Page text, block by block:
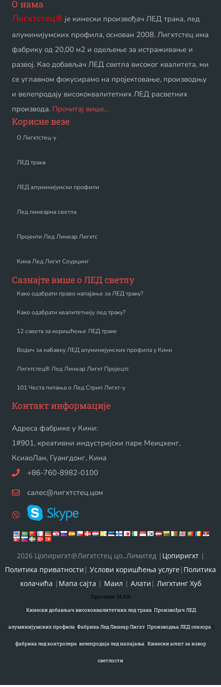
О нама
Лигхтстец® је кинески произвођач ЛЕД трака, лед
алуминијумских профила, основан 2008. Лигхтстец има
фабрику од 20,00 м2 и одељење за истраживање и
развој. Као добављач ЛЕД светла високог квалитета, ми
се углавном фокусирамо на пројектовање, производњу
и велепродају висококвалитетних ЛЕД расветних
производа. Прочитај више...
Корисне везе
О Лигхтстец-у
ЛЕД трака
ЛЕД алуминијумски профили
Лед линеарна светла
Пројекти Лед Линеар Лигхтс
Кина Лед Лигхт Соурцинг
Сазнајте више о ЛЕД светлу
Како одабрати право напајање за ЛЕД траку?
Како одабрати квалитетнију лед траку?
12 савета за коришћење ЛЕД траке
Водич за набавку ЛЕД алуминијумских профила у Кини
Лигхтстец® Лед Линеар Лигхт Пројецтс
101 Честа питања о Лед Стрип Лигхт-у
Контакт информације
Адреса фабрике у Кини:
1#901, креативни индустријски парк Меицхенг,
КсиаоЛан, Гуангдонг, Кина
+86-760-8982-0100
салес@лигхтстец.цом
2026 Цопиригхт@Лигхтстец цо.,Лимитед | Цопиригхт|
Политика приватности | Услови коришћења услуге| Политика
колачића | Мапа сајта | Маил | Алати | Лигхтинг Хуб
Прегледи:34,918
Кинески добављач висококвалитетних лед трака Произвођач ЛЕД
алуминијумских профила Фабрика Лед Линеар Лигхт| Производња ЛЕД сензора
фабрика лед контролера велепродаја лед напајања Кинески агент за извор
светлости